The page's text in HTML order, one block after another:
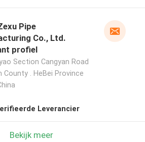
Pipe
Co., Ltd.
profiel
Section Cangyan Road
County . HeBei Province
Leverancier
Bekijk meer